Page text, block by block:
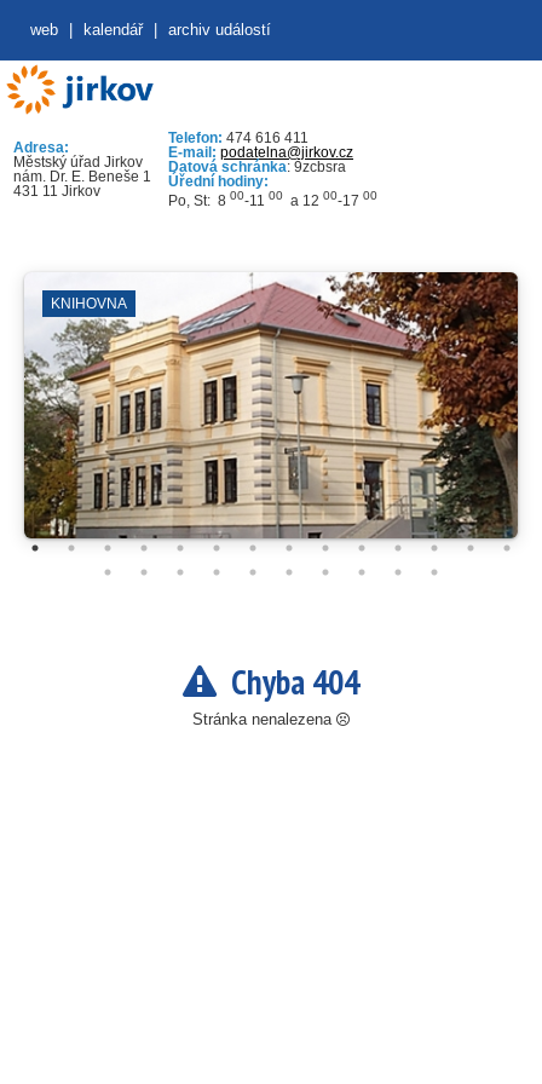
web kalendář archiv událostí
Adresa:
Městský úřad Jirkov
nám. Dr. E. Beneše 1
431 11 Jirkov
Telefon: 474 616 411
E-mail: podatelna@jirkov.cz
Datová schránka: 9zcbsra
Úřední hodiny:
Po, St: 8 00-11 00 a 12 00-17 00
KNIHOVNA
Chyba 404
Stránka nenalezena